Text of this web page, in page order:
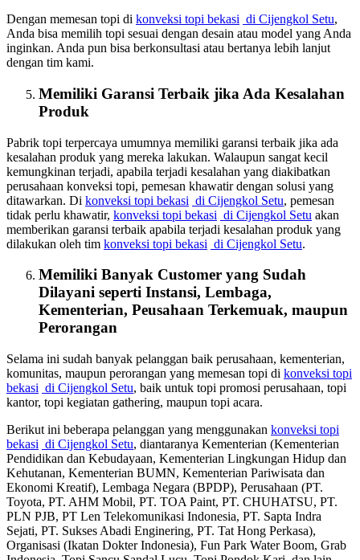
Dengan memesan topi di konveksi topi bekasi di Cijengkol Setu,
Anda bisa memilih topi sesuai dengan desain atau model yang Anda
inginkan. Anda pun bisa berkonsultasi atau bertanya lebih lanjut
dengan tim kami.
Memiliki Garansi Terbaik jika Ada Kesalahan
Produk
Pabrik topi terpercaya umumnya memiliki garansi terbaik jika ada
kesalahan produk yang mereka lakukan. Walaupun sangat kecil
kemungkinan terjadi, apabila terjadi kesalahan yang diakibatkan
perusahaan konveksi topi, pemesan khawatir dengan solusi yang
ditawarkan. Di konveksi topi bekasi di Cijengkol Setu, pemesan
tidak perlu khawatir, konveksi topi bekasi di Cijengkol Setu akan
memberikan garansi terbaik apabila terjadi kesalahan produk yang
dilakukan oleh tim konveksi topi bekasi di Cijengkol Setu.
Memiliki Banyak Customer yang Sudah
Dilayani seperti Instansi, Lembaga,
Kementerian, Peusahaan Terkemuak, maupun
Perorangan
Selama ini sudah banyak pelanggan baik perusahaan, kementerian,
komunitas, maupun perorangan yang memesan topi di konveksi topi
bekasi di Cijengkol Setu, baik untuk topi promosi perusahaan, topi
kantor, topi kegiatan gathering, maupun topi acara.
Berikut ini beberapa pelanggan yang menggunakan konveksi topi
bekasi di Cijengkol Setu, diantaranya Kementerian (Kementerian
Pendidikan dan Kebudayaan, Kementerian Lingkungan Hidup dan
Kehutanan, Kementerian BUMN, Kementerian Pariwisata dan
Ekonomi Kreatif), Lembaga Negara (BPDP), Perusahaan (PT.
Toyota, PT. AHM Mobil, PT. TOA Paint, PT. CHUHATSU, PT.
PLN PJB, PT Len Telekomunikasi Indonesia, PT. Sapta Indra
Sejati, PT. Sukses Abadi Enginering, PT. Tat Hong Perkasa),
Organisasi (Ikatan Dokter Indonesia), Fun Park Water Boom, Grab